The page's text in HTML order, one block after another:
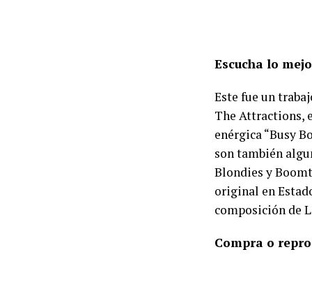
Escucha lo
Este fue un
The Attractions,
enérgica “Busy
son también
Blondies y
original en
composición de
Compra o